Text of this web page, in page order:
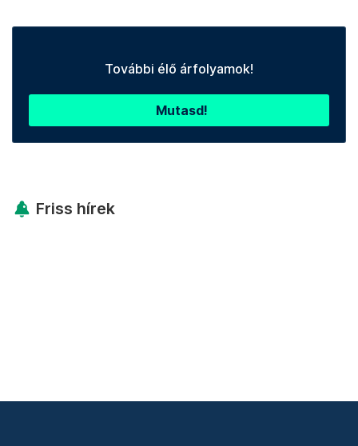
További élő árfolyamok!
Mutasd!
Friss hírek